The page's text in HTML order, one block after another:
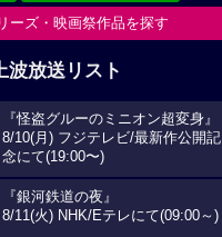
ーズ・映画祭作品を探す
波放送リスト
『怪盗グルーのミニオン超変身』
8/10(月) フジテレビ/最新作公開記
念にて(19:00〜)
『銀河鉄道の夜』
8/11(火) NHK/Eテレにて(09:00～)